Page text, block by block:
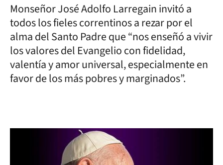
Monseñor José Adolfo Larregain invitó a
todos los fieles correntinos a rezar por el
alma del Santo Padre que “nos enseñó a vivir
los valores del Evangelio con fidelidad,
valentía y amor universal, especialmente en
favor de los más pobres y marginados”.